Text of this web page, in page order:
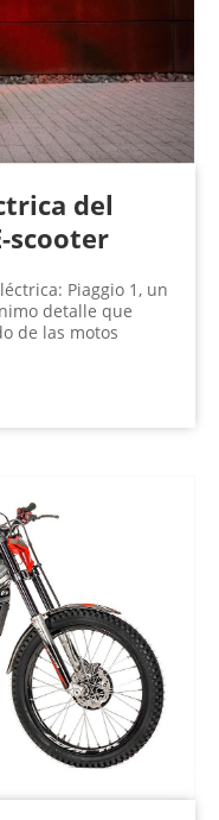
del
scooter
Piaggio 1, un
detalle que
de las motos